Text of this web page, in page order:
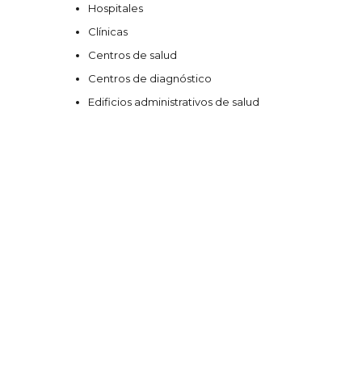
Hospitales
Clínicas
Centros de salud
Centros de diagnóstico
Edificios administrativos de salud